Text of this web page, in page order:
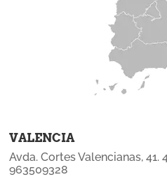
VALENCIA
Avda. Cortes Valencianas, 41.
963509328